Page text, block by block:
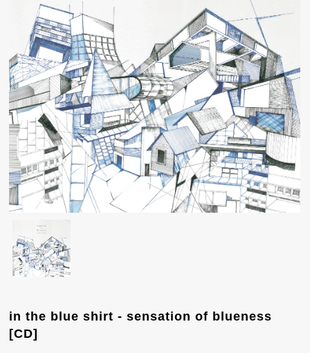
in the blue shirt - sensation of blueness
[CD]